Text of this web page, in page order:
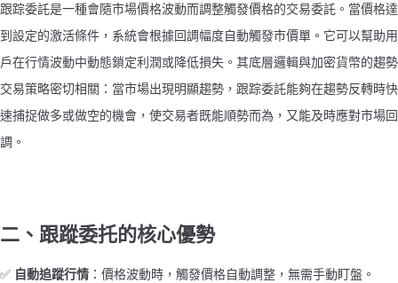
跟踪委託是一種會隨市場價格波動而調整觸發價格的交易委託。當價格達
到設定的激活條件，系統會根據回調幅度自動觸發市價單。它可以幫助用
戶在行情波動中動態鎖定利潤或降低損失。其底層邏輯與加密貨幣的趨勢
交易策略密切相關：當市場出現明顯趨勢，跟踪委託能夠在趨勢反轉時快
速捕捉做多或做空的機會，使交易者既能順勢而為，又能及時應對市場回
調。
二、跟蹤委托的核心優勢
✅ 自動追蹤行情 ：價格波動時，觸發價格自動調整，無需手動盯盤。